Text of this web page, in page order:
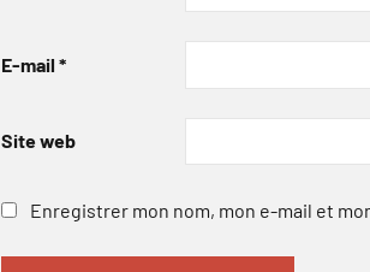
E-mail *
Site web
Enregistrer mon nom, mon e-mail et